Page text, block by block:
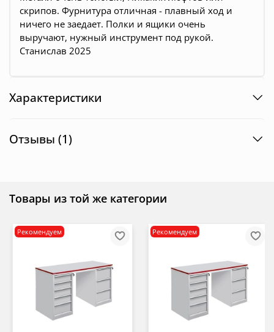
скрипов. Фурнитура отличная - плавный ход и
ничего не заедает. Полки и ящики очень
выручают, нужный инструмент под рукой.
Станислав 2025
Характеристики
Отзывы (1)
Товары из той же категории
Рекомендуем Рекомендуем